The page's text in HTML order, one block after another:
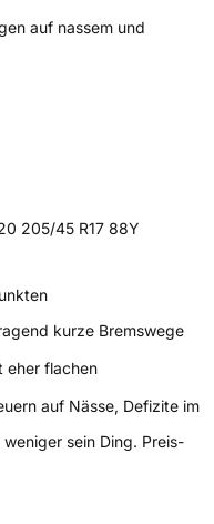
auf nassem und
205/45 R17 88Y
kurze Bremswege
eher flachen
auf Nässe, Defizite im
sein Ding. Preis-